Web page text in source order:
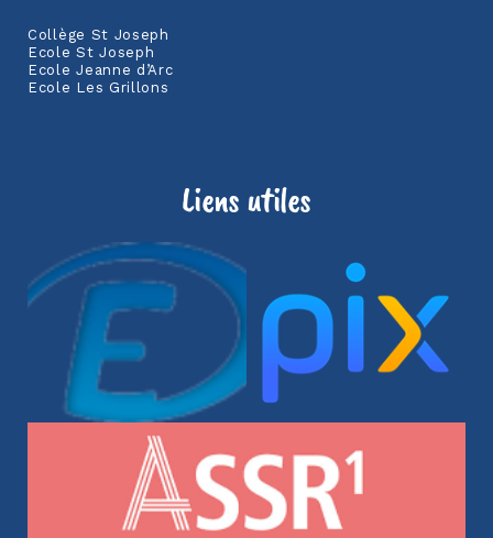
Collège St Joseph
Ecole St Joseph
Ecole Jeanne d’Arc
Ecole Les Grillons
Liens utiles